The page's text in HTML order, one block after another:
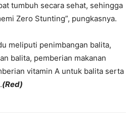
tumbuh secara sehat, sehingga
Zero Stunting”, pungkasnya.
meliputi penimbangan balita,
balita, pemberian makanan
vitamin A untuk balita serta
(Red)